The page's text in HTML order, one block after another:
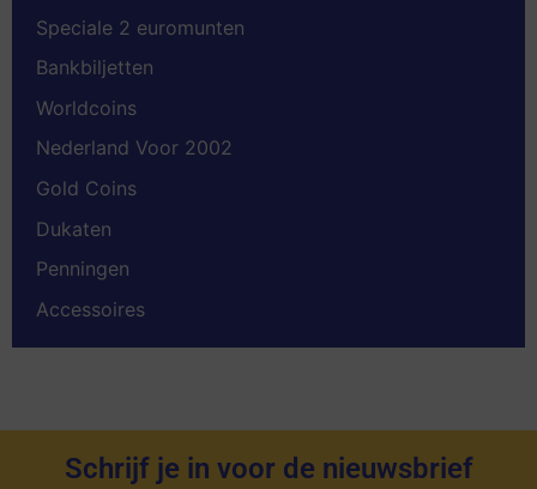
Speciale 2 euromunten
Bankbiljetten
Worldcoins
Nederland Voor 2002
Gold Coins
Dukaten
Penningen
Accessoires
Schrijf je in voor de nieuwsbrief